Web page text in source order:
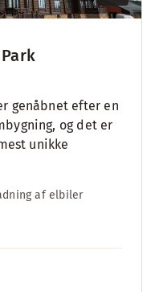
genåbnet efter en
og det er
unikke
af elbiler